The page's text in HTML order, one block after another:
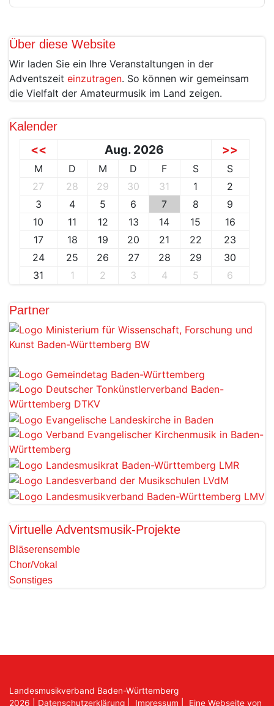
Über diese Website
Wir laden Sie ein Ihre Veranstaltungen in der
Adventszeit einzutragen. So können wir gemeinsam
die Vielfalt der Amateurmusik im Land zeigen.
Kalender
<< Aug. 2026 >>
M D M D F S
S
27
28 29 30 31 1
2
3
4 5 6 7 8
9
10
11 12 13 14 15
16
17
18 19 20 21 22
23
24
25 26 27 28 29
30
31
1 2 3 4 5 6
Partner
Virtuelle Adventsmusik-Projekte
Bläserensemble
Chor/Vokal
Sonstiges
Landesmusikverband Baden-Württemberg
2026
Datenschutzerklärung Impressum Eine Webseite von